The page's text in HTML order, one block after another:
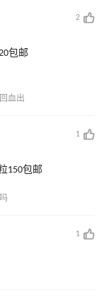
2
包邮
血出
1
150包邮
1